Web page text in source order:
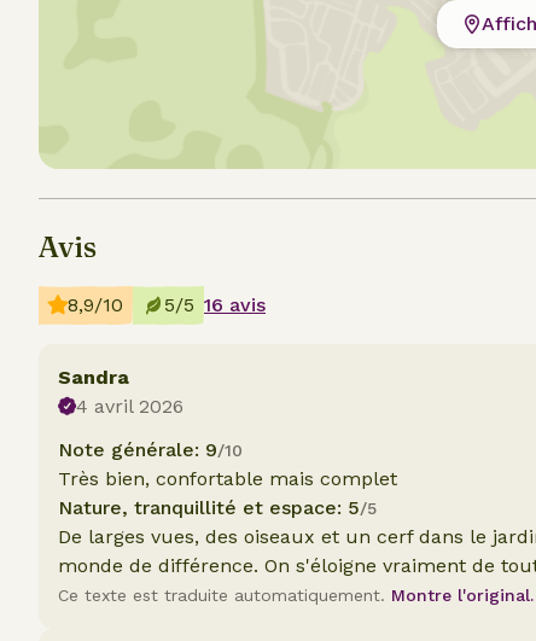
Avis
8,9/10 5/5 16 avis
Sandra
4 avril 2026
Note générale: 9/10
Très bien, confortable mais complet
Nature, tranquillité et espace: 5/5
De larges vues, des oiseaux et un cerf dans le
monde de différence. On s'éloigne vraiment de
Ce texte est traduite automatiquement. Montre l'original.